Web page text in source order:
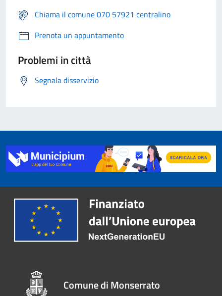
Chiama il comune 070 57921 centralino
Prenota un appuntamento
Problemi in città
Segnala disservizio
Comune di Monserrato